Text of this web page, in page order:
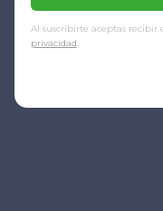
Al suscribirte aceptas
privacidad.
25kg, 5kg
Color